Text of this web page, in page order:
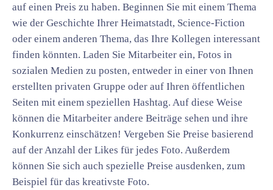
auf einen Preis zu haben. Beginnen Sie mit einem Thema
wie der Geschichte Ihrer Heimatstadt, Science-Fiction
oder einem anderen Thema, das Ihre Kollegen interessant
finden könnten. Laden Sie Mitarbeiter ein, Fotos in
sozialen Medien zu posten, entweder in einer von Ihnen
erstellten privaten Gruppe oder auf Ihren öffentlichen
Seiten mit einem speziellen Hashtag. Auf diese Weise
können die Mitarbeiter andere Beiträge sehen und ihre
Konkurrenz einschätzen! Vergeben Sie Preise basierend
auf der Anzahl der Likes für jedes Foto. Außerdem
können Sie sich auch spezielle Preise ausdenken, zum
Beispiel für das kreativste Foto.